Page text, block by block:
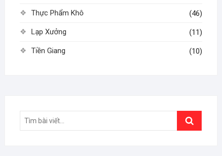
Thực Phẩm Khô (46)
Lạp Xưởng (11)
Tiền Giang (10)
Search